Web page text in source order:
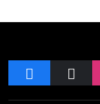
facebook